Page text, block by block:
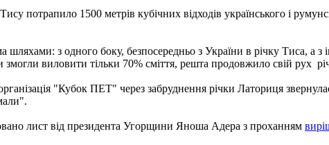
потрапило 1500 метрів кубічних відходів українського і
з одного боку, безпосередньо з України в річку Тиса, а
змогли виловити тільки 70% сміття, решта продовжило свій рух
"Кубок ПЕТ" через забруднення річки Латориця
лист від президента Угорщини Яноша Адера з проханням